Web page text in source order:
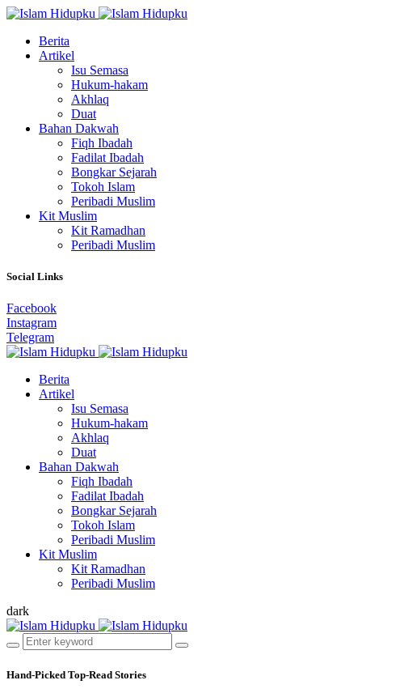
Berita
Artikel
Isu Semasa
Hukum-hakam
Akhlaq
Duat
Bahan Dakwah
Fiqh Ibadah
Fadilat Ibadah
Bongkar Sejarah
Tokoh Islam
Peribadi Muslim
Kit Muslim
Kit Ramadhan
Peribadi Muslim
Social Links
Facebook
Instagram
Telegram
Berita
Artikel
Isu Semasa
Hukum-hakam
Akhlaq
Duat
Bahan Dakwah
Fiqh Ibadah
Fadilat Ibadah
Bongkar Sejarah
Tokoh Islam
Peribadi Muslim
Kit Muslim
Kit Ramadhan
Peribadi Muslim
dark
Hand-Picked Top-Read Stories